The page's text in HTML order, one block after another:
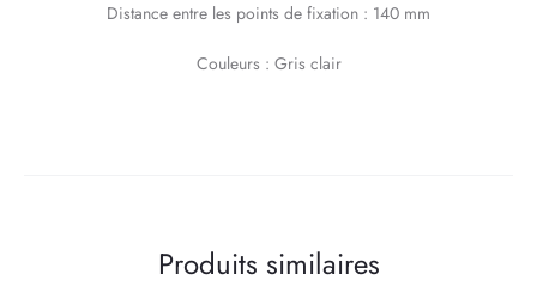
Distance entre les points de fixation : 140 mm
Couleurs : Gris clair
Produits similaires